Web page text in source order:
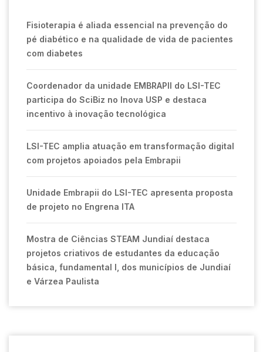
Fisioterapia é aliada essencial na prevenção do
pé diabético e na qualidade de vida de pacientes
com diabetes
Coordenador da unidade EMBRAPII do LSI-TEC
participa do SciBiz no Inova USP e destaca
incentivo à inovação tecnológica
LSI-TEC amplia atuação em transformação digital
com projetos apoiados pela Embrapii
Unidade Embrapii do LSI-TEC apresenta proposta
de projeto no Engrena ITA
Mostra de Ciências STEAM Jundiaí destaca
projetos criativos de estudantes da educação
básica, fundamental I, dos municípios de Jundiaí
e Várzea Paulista